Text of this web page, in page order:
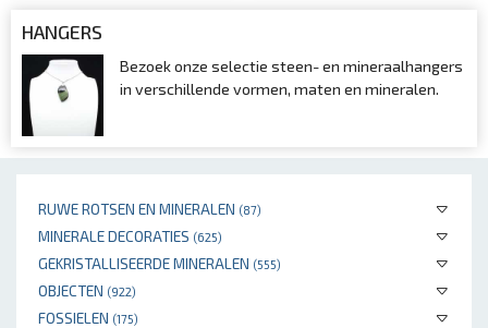
RUWE ROTSEN EN MINERALEN (87)
MINERALE DECORATIES (625)
GEKRISTALLISEERDE MINERALEN (555)
OBJECTEN (922)
FOSSIELEN (175)
HANGERS
Bezoek onze selectie steen- en mineraalhangers
in verschillende vormen, maten en mineralen.